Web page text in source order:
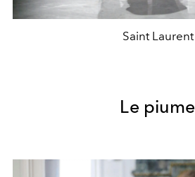
Saint Laurent
Le piume